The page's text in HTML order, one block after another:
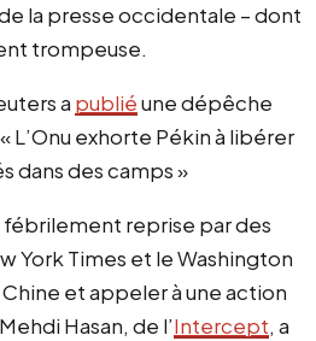
la presse occidentale – dont
trompeuse.
a publiéune dépêche
L’Onu exhorte Pékin à libérer
dans des camps »
reprise par des
York Times et le Washington
et appeler à une action
Hasan, de l’Intercept, a